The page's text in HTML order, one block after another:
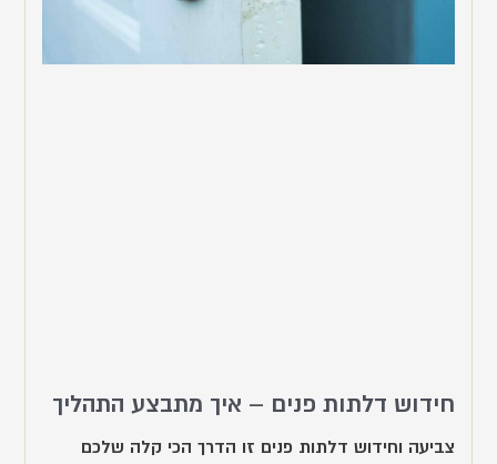
חידוש דלתות פנים – איך מתבצע התהליך
צביעה וחידוש דלתות פנים זו הדרך הכי קלה שלכם